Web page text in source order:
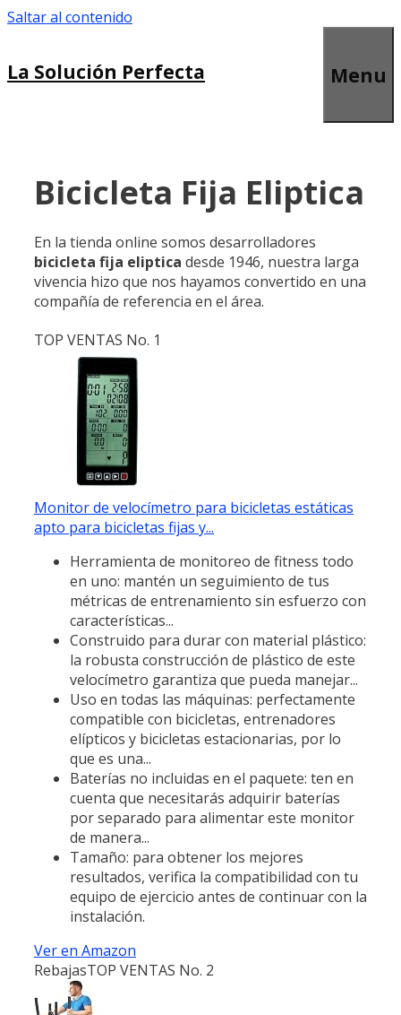
Saltar al contenido
La Solución Perfecta Menu
Bicicleta Fija Eliptica
En la tienda online somos desarrolladores
bicicleta fija eliptica desde 1946, nuestra larga
vivencia hizo que nos hayamos convertido en una
compañía de referencia en el área.
TOP VENTAS No. 1
Monitor de velocímetro para bicicletas estáticas
apto para bicicletas fijas y...
Herramienta de monitoreo de fitness todo
en uno: mantén un seguimiento de tus
métricas de entrenamiento sin esfuerzo con
características...
Construido para durar con material plástico:
la robusta construcción de plástico de este
velocímetro garantiza que pueda manejar...
Uso en todas las máquinas: perfectamente
compatible con bicicletas, entrenadores
elípticos y bicicletas estacionarias, por lo
que es una...
Baterías no incluidas en el paquete: ten en
cuenta que necesitarás adquirir baterías
por separado para alimentar este monitor
de manera...
Tamaño: para obtener los mejores
resultados, verifica la compatibilidad con tu
equipo de ejercicio antes de continuar con la
instalación.
Ver en Amazon
RebajasTOP VENTAS No. 2